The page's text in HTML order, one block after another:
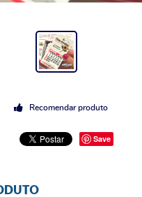
Recomendar produto
Save